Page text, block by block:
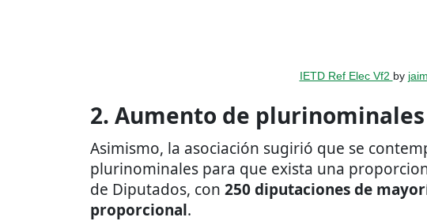
IETD Ref Elec Vf2 by
2. Aumento de plurinominales
Asimismo, la asociación sugirió que se
plurinominales para que exista una
de Diputados, con 250 diputaciones de
proporcional.